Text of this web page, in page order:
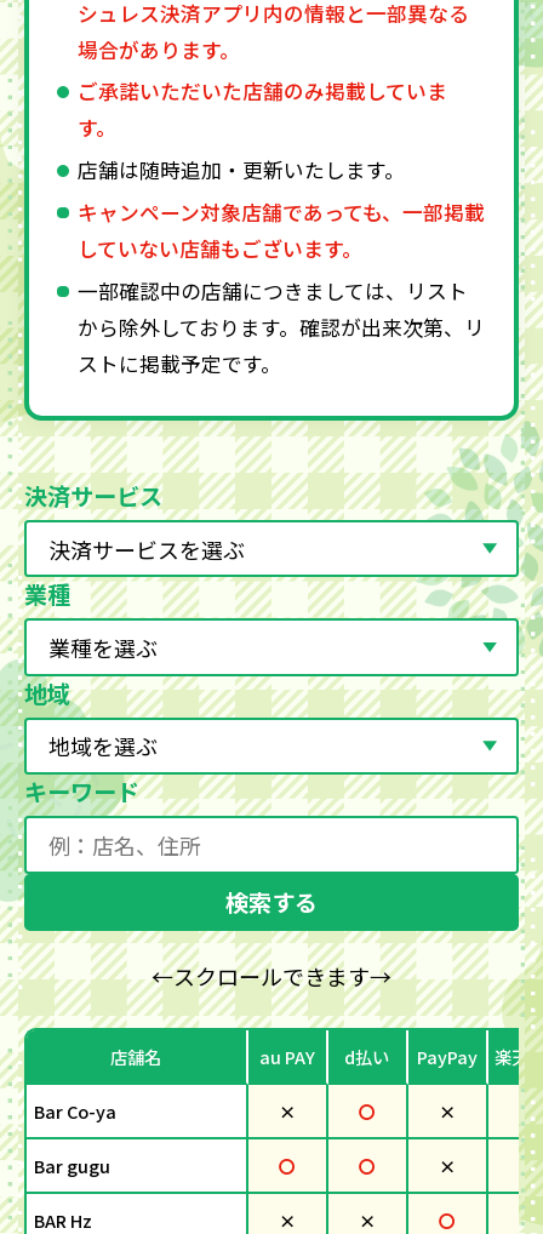
シュレス決済アプリ内の情報と一部異なる
場合があります。
ご承諾いただいた店舗のみ掲載していま
す。
店舗は随時追加・更新いたします。
キャンペーン対象店舗であっても、一部掲載
していない店舗もございます。
一部確認中の店舗につきましては、リスト
から除外しております。確認が出来次第、リ
ストに掲載予定です。
決済サービス
業種
地域
キーワード
検索する
←スクロールできます→
店舗名 au PAY d払い PayPay 楽天
Bar Co-ya × 〇 × 〇
Bar gugu 〇 〇 × ×
BAR Hz × × 〇 ×